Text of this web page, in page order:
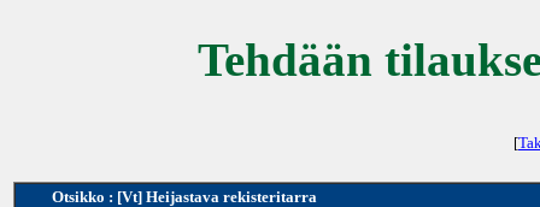
Tehdään
[
Otsikko : [Vt] Heijastava rekisteritarra